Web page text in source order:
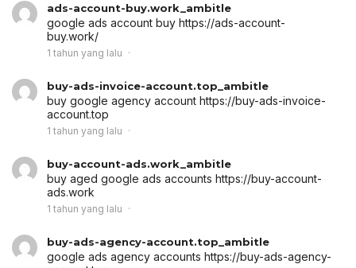
ads-account-buy.work_ambitle
google ads account buy https://ads-account-
buy.work/
1 tahun yang lalu
buy-ads-invoice-account.top_ambitle
buy google agency account https://buy-ads-invoice-
account.top
1 tahun yang lalu
buy-account-ads.work_ambitle
buy aged google ads accounts https://buy-account-
ads.work
1 tahun yang lalu
buy-ads-agency-account.top_ambitle
google ads agency accounts https://buy-ads-agency-